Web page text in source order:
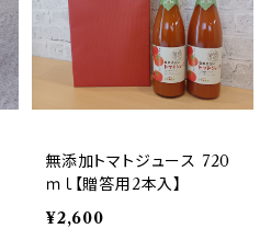
無添加トマトジュース 720
ｍｌ【贈答用2本入】
¥2,600